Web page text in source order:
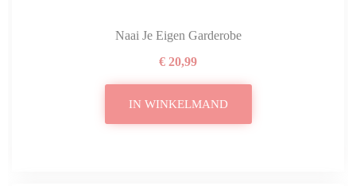
Naai Je Eigen Garderobe
€ 20,99
IN WINKELMAND